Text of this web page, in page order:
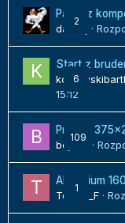
2
Panel z
danielj
·
6
Start z
15:12
109
Projekt
bojack
·
1
Akwarium
Tomek_F ·